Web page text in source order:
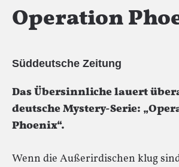
Operation
Süddeutsche Zeitung
Das Übersinnliche lauert
deutsche Mystery-Serie:
Phoenix“.
Wenn die Außerirdischen klug